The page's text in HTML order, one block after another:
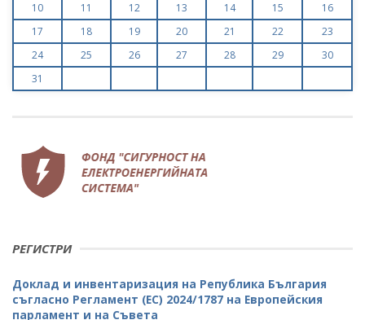
10
11 12 13 14 15
16
17
18 19 20 21 22
23
24
25 26 27 28 29
30
31
РЕГИСТРИ
Доклад и инвентаризация на Република България
съгласно Регламент (ЕС) 2024/1787 на Европейския
парламент и на Съвета